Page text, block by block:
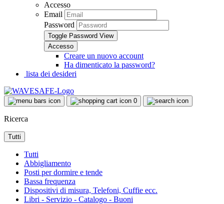
Accesso
Email
Password
Toggle Password View
Creare un nuovo account
Ha dimenticato la password?
lista dei desideri
0
Ricerca
Tutti
Tutti
Abbigliamento
Posti per dormire e tende
Bassa frequenza
Dispositivi di misura, Telefoni, Cuffie ecc.
Libri - Servizio - Catalogo - Buoni